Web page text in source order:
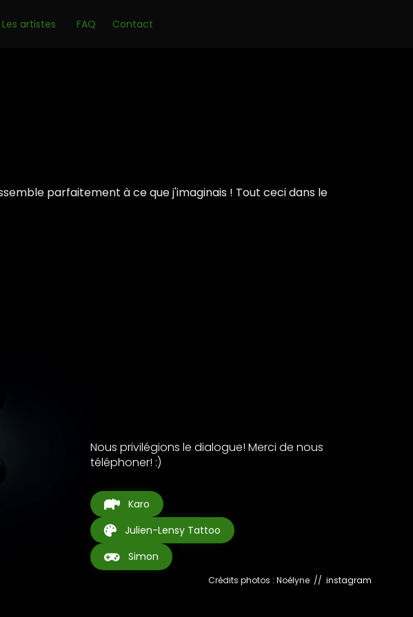
Les artistes FAQ Contact
parfaitement à ce que j'imaginais ! Tout ceci dans le
Nous privilégions le dialogue! Merci de nous
téléphoner! :)
Karo
Julien-Lensy Tattoo
Simon
Crédits photos : Noélyne // instagram